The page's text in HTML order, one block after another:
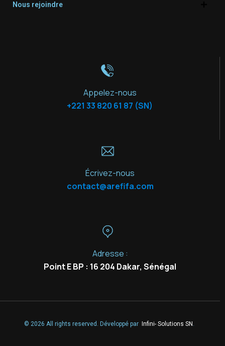
Nous rejoindre
Appelez-nous
+221 33 820 61 87 (SN)
Écrivez-nous
contact@arefifa.com
Adresse :
Point E BP : 16 204 Dakar, Sénégal
© 2026 All rights reserved. Développé par Infini- Solutions SN .